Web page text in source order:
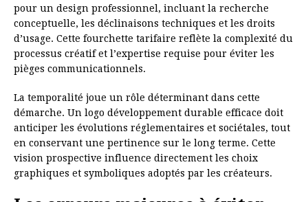
pour un design professionnel, incluant la recherche
conceptuelle, les déclinaisons techniques et les droits
d’usage. Cette fourchette tarifaire reflète la complexité du
processus créatif et l’expertise requise pour éviter les
pièges communicationnels.
La temporalité joue un rôle déterminant dans cette
démarche. Un logo développement durable efficace doit
anticiper les évolutions réglementaires et sociétales, tout
en conservant une pertinence sur le long terme. Cette
vision prospective influence directement les choix
graphiques et symboliques adoptés par les créateurs.